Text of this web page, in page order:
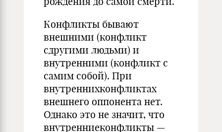
Конфликты бывают
внешними (конфликт
сдругими людьми) и
внутренними (конфликт с
самим собой). При
внутреннихконфликтах
внешнего оппонента нет.
Однако это не значит, что
внутренниеконфликты —